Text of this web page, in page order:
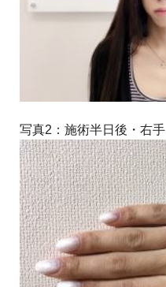
写真2：施術半日後・右手